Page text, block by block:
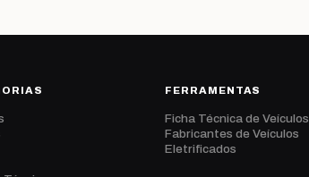
FERRAMENTAS
Ficha Técnica de Veículos
Fabricantes de Veículos
Eletrificados